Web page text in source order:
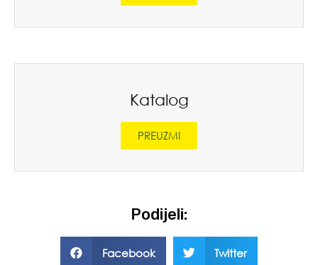
Katalog
PREUZMI
Podijeli:
Facebook Twitter